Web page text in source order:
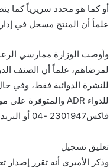
أو كما هو محدد سريرياً كما
علمأ أن المنتج مسجل في
وأوصت الوزارة ممارسي
لمرضاهم، علماً أن الصنف
للنشرة الدوائية فقط، وفي
فاكس2301947 -04 أو البريد الإلكتروني pv @moh.gov.ae.
تعليق تسجيل